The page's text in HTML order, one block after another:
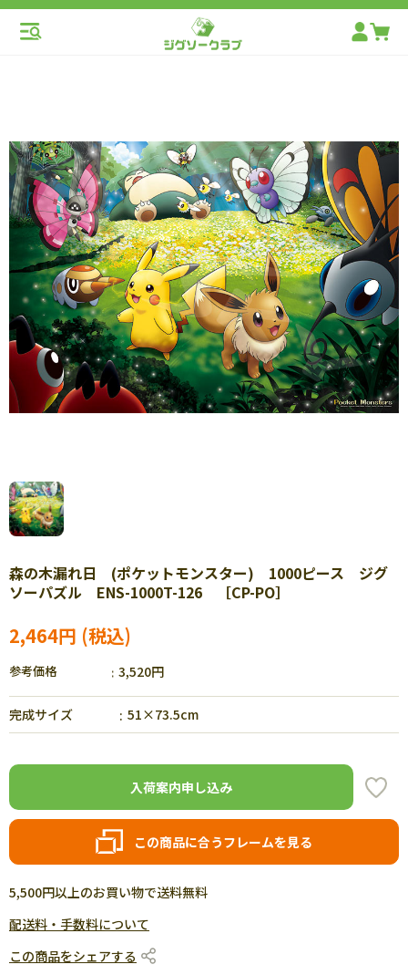
森の木漏れ日 (ポケットモンスター) 1000ピース ジグ
ソーパズル ENS-1000T-126 ［CP-PO］
2,464円
参考価格 3,520円
完成サイズ 51×73.5cm
入荷案内申し込み
この商品に合うフレームを見る
5,500円以上のお買い物で送料無料
配送料・手数料について
この商品をシェアする